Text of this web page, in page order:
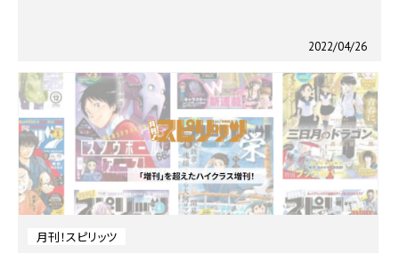
2022/04/26
月刊！スピリッツ